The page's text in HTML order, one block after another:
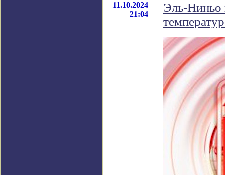
11.10.2024
21:04
Эль-Ниньо